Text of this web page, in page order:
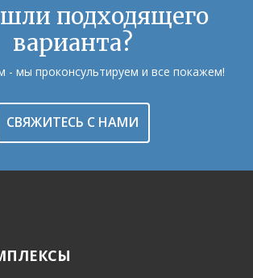
подходящего
варианта?
- мы проконсультируем и все покажем!
СВЯЖИТЕСЬ С НАМИ